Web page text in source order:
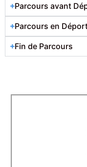
Parcours avant
Parcours en
Fin de Parcours